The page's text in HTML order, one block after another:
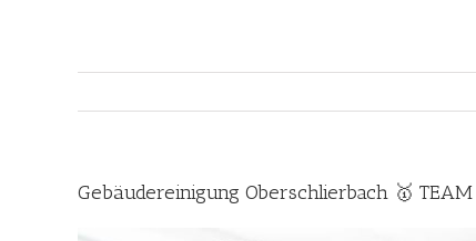
Gebäudereinigung Oberschlierbach 🥇